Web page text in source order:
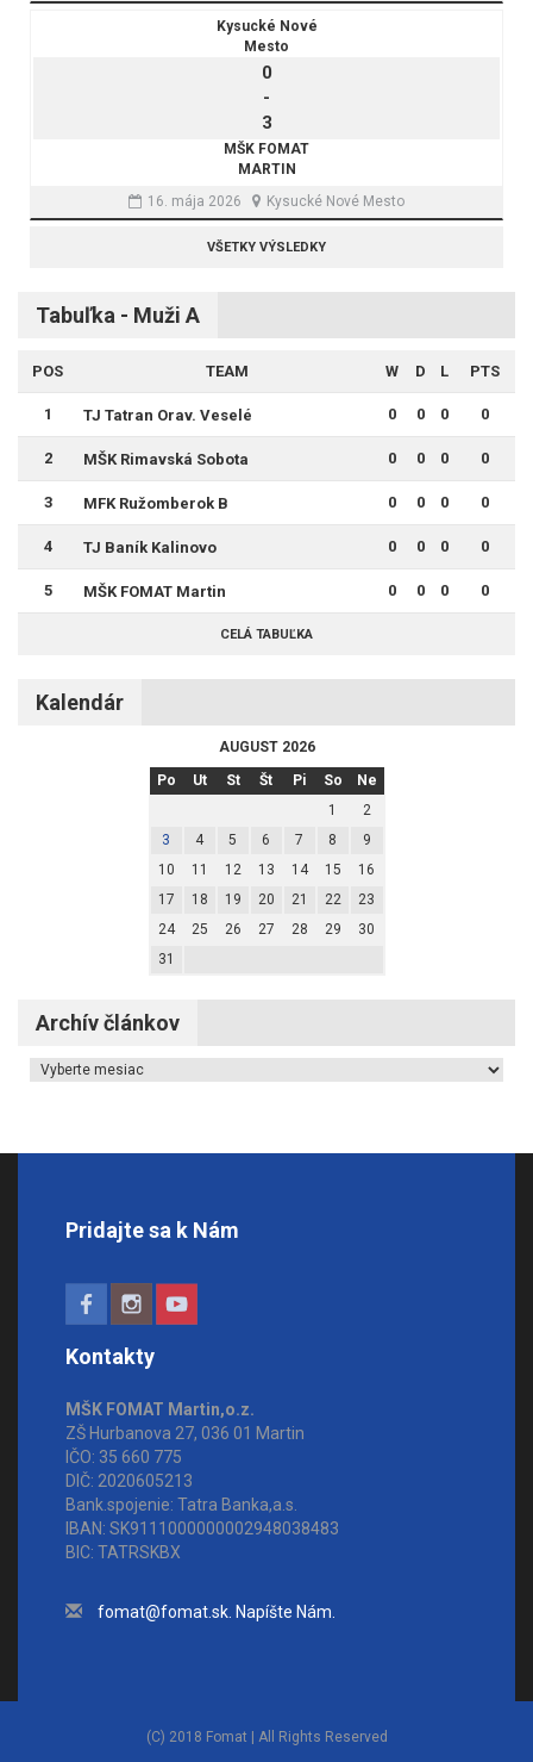
Kysucké Nové
Mesto
0
-
3
MŠK FOMAT
MARTIN
16. mája 2026
Kysucké Nové Mesto
VŠETKY VÝSLEDKY
Tabuľka - Muži A
POS TEAM W D L PTS
1 TJ Tatran Orav. Veselé 0 0 0 0
2 MŠK Rimavská Sobota 0 0 0 0
3 MFK Ružomberok B 0 0 0 0
4 TJ Baník Kalinovo 0 0 0 0
5 MŠK FOMAT Martin 0 0 0 0
CELÁ TABUĽKA
Kalendár
AUGUST 2026
Po
Ut St Št Pi So
Ne
1
2
3
4 5 6 7 8
9
10
11 12 13 14 15
16
17
18 19 20 21 22
23
24
25 26 27 28 29
30
31
Archív článkov
Archív článkov
Pridajte sa k Nám
Kontakty
MŠK FOMAT Martin,o.z.
ZŠ Hurbanova 27, 036 01 Martin
IČO: 35 660 775
DIČ: 2020605213
Bank.spojenie: Tatra Banka,a.s.
IBAN: SK9111000000002948038483
BIC: TATRSKBX
fomat@fomat.sk. Napíšte Nám.
(C) 2018 Fomat | All Rights Reserved